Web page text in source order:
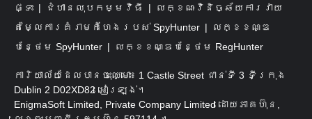
ផ្ទះ ជំហានលុបកម្មវិធី
លក្ខណៈវិនិច្ឆ័យការវាយ
តម្លៃការគំរាមកំហែងរបស់ SpyHunter
លក្ខខណ្ឌ
បន្ថែម SpyHunter
លក្ខខណ្ឌបន្ថែម RegHunter
ការិយាល័យដែលបានចុះឈ្មោះ៖ 1 Castle Street ជាន់ទី 3 ទីក្រុង
Dublin 2 D02XD82 អៀរឡង់។
EnigmaSoft Limited, Private Company Limited ដោយភាគហ៊ុន,